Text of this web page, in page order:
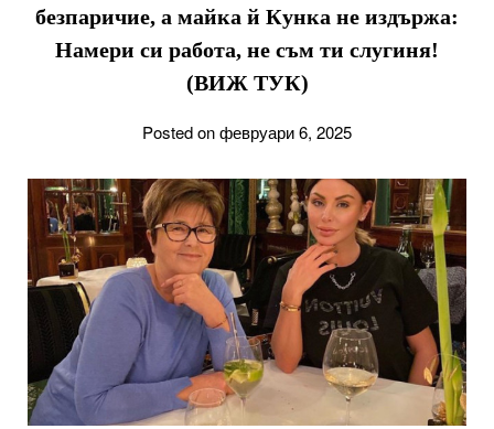
безпаричие, а майка й Кунка не издържа:
Намери си работа, не съм ти слугиня!
(ВИЖ ТУК)
Posted on февруари 6, 2025